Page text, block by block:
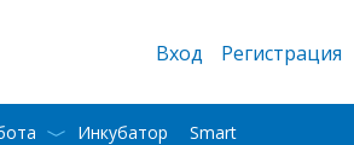
Вход Регистрация
Инкубатор Smart